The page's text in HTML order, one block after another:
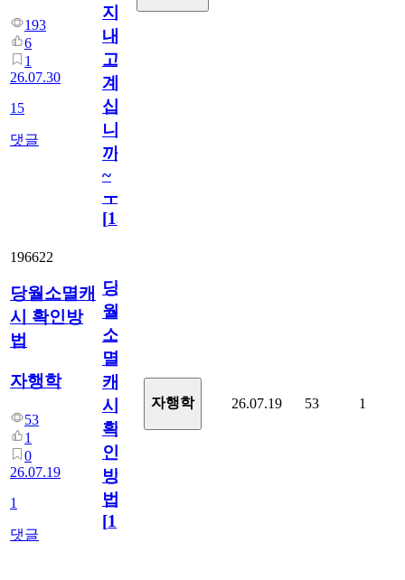
193
6
1
26.07.30
15
댓글
지
내
고
계
십
니
까
~
ㅜ
[15
196622
당월소멸캐
시 확인방
법
자행학
53
1
0
26.07.19
1
댓글
당
월
소
멸
캐
시
확
인
방
법
[1]
자행학 26.07.19 53 1